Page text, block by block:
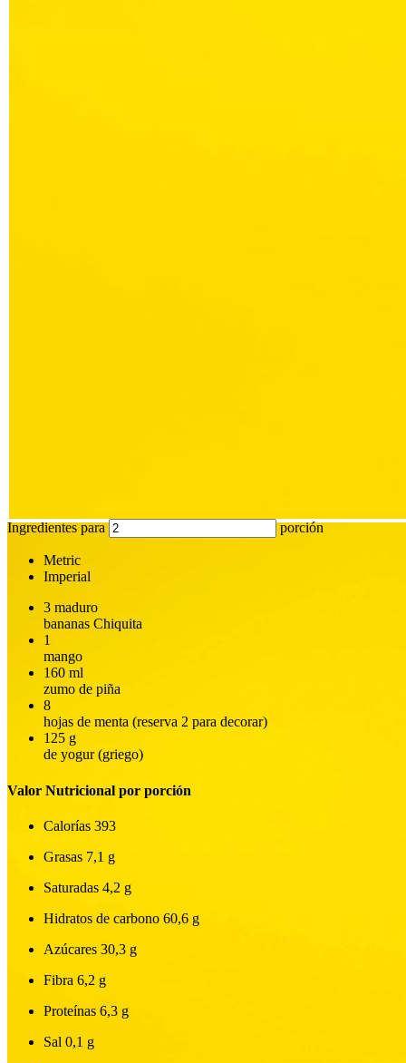
Ingredientes para porción
Metric
Imperial
3 maduro
bananas Chiquita
1
mango
160 ml
zumo de piña
8
hojas de menta (reserva 2 para decorar)
125 g
de yogur (griego)
Valor Nutricional por porción
Calorías 393
Grasas 7,1 g
Saturadas 4,2 g
Hidratos de carbono 60,6 g
Azúcares 30,3 g
Fibra 6,2 g
Proteínas 6,3 g
Sal 0,1 g